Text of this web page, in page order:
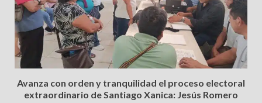
Avanza con orden y tranquilidad el proceso electoral
extraordinario de Santiago Xanica: Jesús Romero